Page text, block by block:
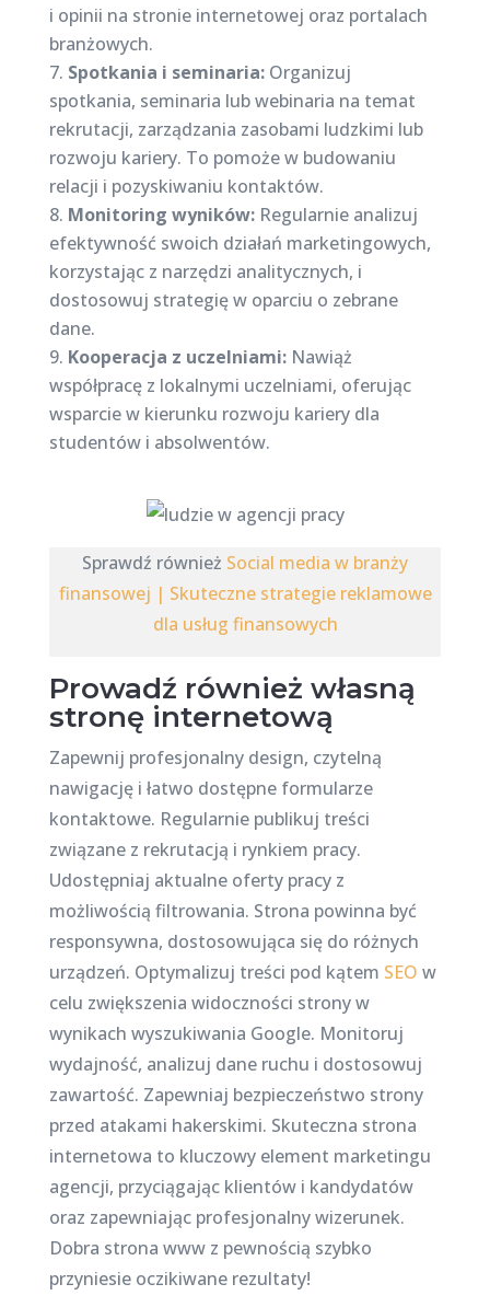
i opinii na stronie internetowej oraz portalach
branżowych.
Spotkania i seminaria:Organizuj
spotkania, seminaria lub webinaria na temat
rekrutacji, zarządzania zasobami ludzkimi lub
rozwoju kariery. To pomoże w budowaniu
relacji i pozyskiwaniu kontaktów.
Monitoring wyników:Regularnie analizuj
efektywność swoich działań marketingowych,
korzystając z narzędzi analitycznych, i
dostosowuj strategię w oparciu o zebrane
dane.
Kooperacja z uczelniami:Nawiąż
współpracę z lokalnymi uczelniami, oferując
wsparcie w kierunku rozwoju kariery dla
studentów i absolwentów.
Sprawdź również Social media w branży
finansowej | Skuteczne strategie reklamowe
dla usług finansowych
Prowadź również własną
stronę internetową
Zapewnij profesjonalny design, czytelną
nawigację i łatwo dostępne formularze
kontaktowe. Regularnie publikuj treści
związane z rekrutacją i rynkiem pracy.
Udostępniaj aktualne oferty pracy z
możliwością filtrowania. Strona powinna być
responsywna, dostosowująca się do różnych
urządzeń. Optymalizuj treści pod kątem SEO w
celu zwiększenia widoczności strony w
wynikach wyszukiwania Google. Monitoruj
wydajność, analizuj dane ruchu i dostosowuj
zawartość. Zapewniaj bezpieczeństwo strony
przed atakami hakerskimi. Skuteczna strona
internetowa to kluczowy element marketingu
agencji, przyciągając klientów i kandydatów
oraz zapewniając profesjonalny wizerunek.
Dobra strona www z pewnością szybko
przyniesie oczikiwane rezultaty!